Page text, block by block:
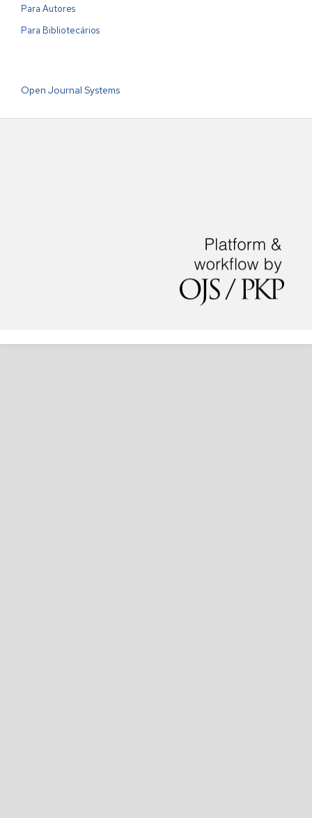
Para Autores
Para Bibliotecários
Open Journal Systems